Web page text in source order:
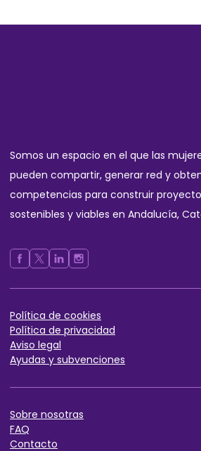
Somos un espacio en el que las
pueden compartir, generar red y
competencias para construir
sostenibles y viables en Andalucía,
Política de cookies
Política de privacidad
Aviso legal
Ayudas y subvenciones
Sobre nosotras
FAQ
Contacto